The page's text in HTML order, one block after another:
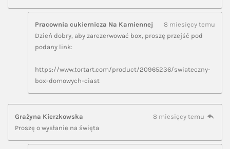
Pracownia cukiernicza Na Kamiennej
8 miesięcy temu
Dzień dobry, aby zarezerwować box, proszę przejść pod
podany link:
https://www.tortart.com/product/20965236/swiateczny-
box-domowych-ciast
Grażyna Kierzkowska
8 miesięcy temu
Proszę o wysłanie na święta